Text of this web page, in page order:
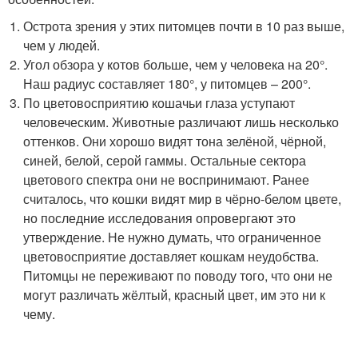
Острота зрения у этих питомцев почти в 10 раз выше,
чем у людей.
Угол обзора у котов больше, чем у человека на 20°.
Наш радиус составляет 180°, у питомцев – 200°.
По цветовосприятию кошачьи глаза уступают
человеческим. Животные различают лишь несколько
оттенков. Они хорошо видят тона зелёной, чёрной,
синей, белой, серой гаммы. Остальные сектора
цветового спектра они не воспринимают. Ранее
считалось, что кошки видят мир в чёрно-белом цвете,
но последние исследования опровергают это
утверждение. Не нужно думать, что ограниченное
цветовосприятие доставляет кошкам неудобства.
Питомцы не переживают по поводу того, что они не
могут различать жёлтый, красный цвет, им это ни к
чему.